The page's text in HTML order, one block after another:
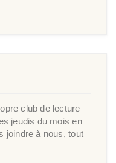
club de lecture
jeudis du mois en
joindre à nous, tout